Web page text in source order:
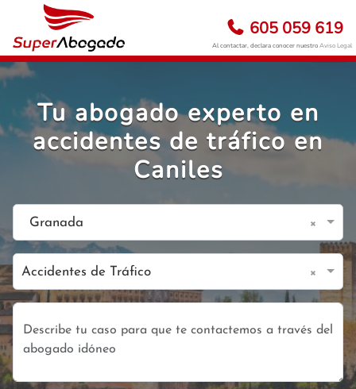
605 059 619
Al contactar, declara conocer nuestroAviso Legal
Tu abogado experto en
accidentes de tráfico en
Caniles
Granada ×
Accidentes de Tráfico ×